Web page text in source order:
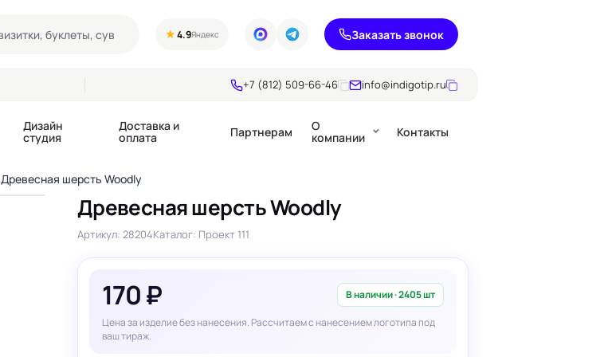
★4.9Яндекс Заказать звонок
+7 (812) 509-66-46 info@indigotip.ru
Календари квартальные
Календари настольные
Календари перекидные
Календари Трио
Диспенсеры
Дорхенгеры / Крючки
Флажки бумажные
Ценники
Шелфтокеры
Презентации, годовые
отчеты
Дизайн
студия
Доставка и
оплата Партнерам О
компании Контакты
Древесная шерсть Woodly
›
1/6
Древесная шерсть Woodly
Артикул: 28204Каталог: Проект 111
170 ₽ В наличии · 2405 шт
Цена за изделие без нанесения. Рассчитаем с нанесением логотипа под
ваш тираж.